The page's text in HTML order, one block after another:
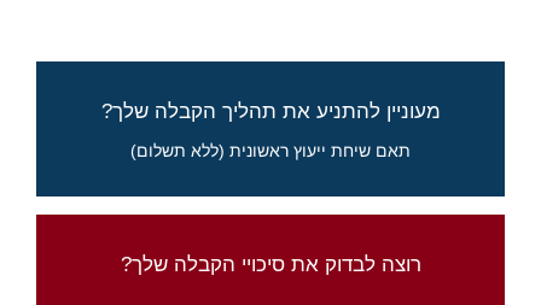
מעוניין להתניע את תהליך הקבלה שלך?
תאם שיחת ייעוץ ראשונית (ללא תשלום)
סיכויים, לוחות זמנים, ואיך להתחיל לקדם את
מלא את הטופס לבקשת פרטים
רוצה לבדוק את סיכויי הקבלה שלך?
בדוק את סיכוייך עם מחשבון סיכויי הקבלה של